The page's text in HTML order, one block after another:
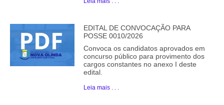
EDITAL DE CONVOCAÇÃO PARA
POSSE 0010/2026
Convoca os candidatos aprovados em
concurso público para provimento dos
cargos constantes no anexo I deste
edital.
Leia mais . . .